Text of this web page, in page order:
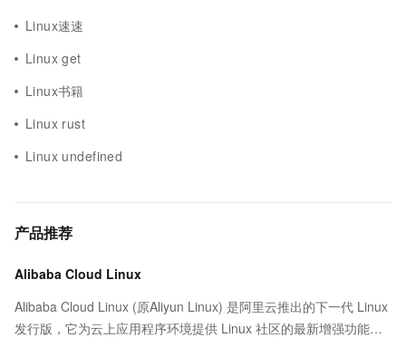
Linux速速
Linux get
Linux书籍
Linux rust
Linux undefined
产品推荐
Alibaba Cloud Linux
Alibaba Cloud Linux (原Aliyun Linux) 是阿里云推出的下一代 Linux
发行版，它为云上应用程序环境提供 Linux 社区的最新增强功能，